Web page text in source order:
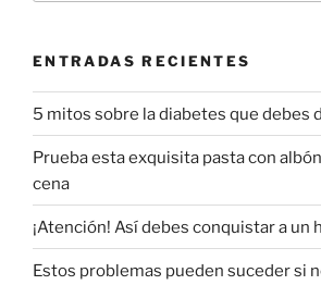
ENTRADAS RECIENTES
5 mitos sobre la diabetes que debes
Prueba esta exquisita pasta con
cena
¡Atención! Así debes conquistar a un
Estos problemas pueden suceder si